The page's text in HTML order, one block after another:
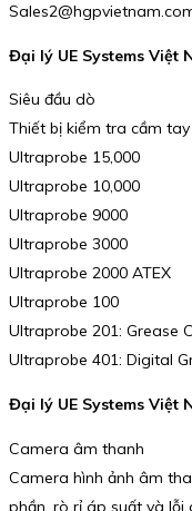
Đại lý UE Systems Việt
Siêu đầu dò
Thiết bị kiểm tra cầm
Ultraprobe 15,000
Ultraprobe 10,000
Ultraprobe 9000
Ultraprobe 3000
Ultraprobe 2000 ATEX
Ultraprobe 100
Ultraprobe 201: Grease
Ultraprobe 401: Digital
Đại lý UE Systems Việt
Camera âm thanh
Camera hình ảnh âm
phần, rò rỉ áp suất và lỗi